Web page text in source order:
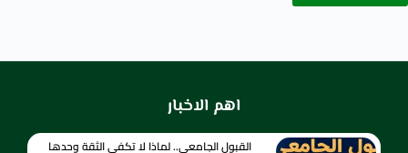
اهم الاخبار
القبول الجامعي.. لماذا لا تكفي الثقة وحدها